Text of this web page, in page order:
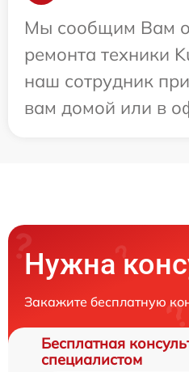
Мы сообщим Вам
ремонта техники
наш сотрудник
вам домой или в
Нужна
Закажите бесплатную
Бесплатная
специалистом